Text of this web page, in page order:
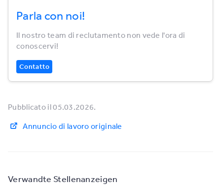
Verwandte Stellenanzeigen
Parla con noi!
Il nostro team di reclutamento non vede l'ora di
conoscervi!
Contatto
Pubblicato il 05.03.2026.
Annuncio di lavoro originale